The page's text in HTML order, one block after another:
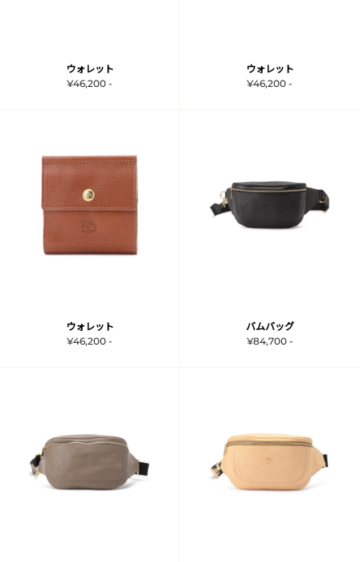
ウォレット
¥46,200 -
ウォレット
¥46,200 -
ウォレット
¥46,200 -
バムバッグ
¥84,700 -